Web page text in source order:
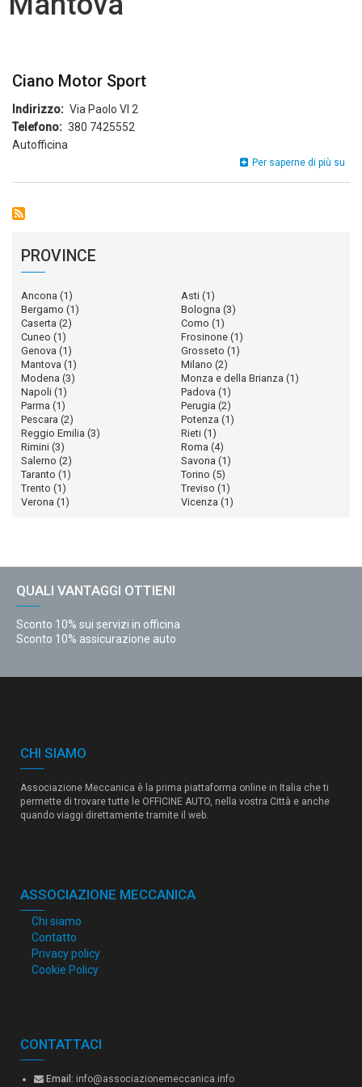
Ciano Motor Sport
Indirizzo
Via Paolo VI 2
Telefono
380 7425552
Autofficina
Per saperne di più su
PROVINCE
Ancona (1) Asti (1)
Bergamo (1) Bologna (3)
Caserta (2) Como (1)
Cuneo (1) Frosinone (1)
Genova (1) Grosseto (1)
Mantova (1) Milano (2)
Modena (3) Monza e della Brianza (1)
Napoli (1) Padova (1)
Parma (1) Perugia (2)
Pescara (2) Potenza (1)
Reggio Emilia (3) Rieti (1)
Rimini (3) Roma (4)
Salerno (2) Savona (1)
Taranto (1) Torino (5)
Trento (1) Treviso (1)
Verona (1) Vicenza (1)
QUALI VANTAGGI OTTIENI
Sconto 10% sui servizi in officina
Sconto 10% assicurazione auto
CHI SIAMO
Associazione Meccanica è la prima piattaforma online in Italia che ti
permette di trovare tutte le OFFICINE AUTO, nella vostra Città e anche
quando viaggi direttamente tramite il web.
ASSOCIAZIONE MECCANICA
Chi siamo
Contatto
Privacy policy
Cookie Policy
CONTATTACI
Email: info@associazionemeccanica.info